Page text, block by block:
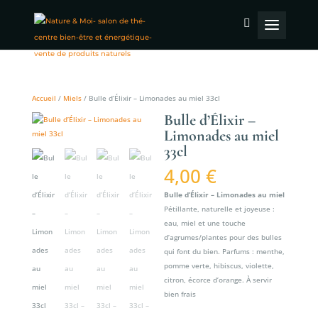
Accueil / Miels/ Bulle d’Élixir – Limonades au miel 33cl
Bulle d’Élixir –
Limonades au miel
33cl
4,00€
Bulle d’Élixir – Limonades au miel
Pétillante, naturelle et joyeuse :
eau, miel et une touche
d’agrumes/plantes pour des bulles
qui font du bien. Parfums : menthe,
pomme verte, hibiscus, violette,
citron, écorce d’orange. À servir
bien frais